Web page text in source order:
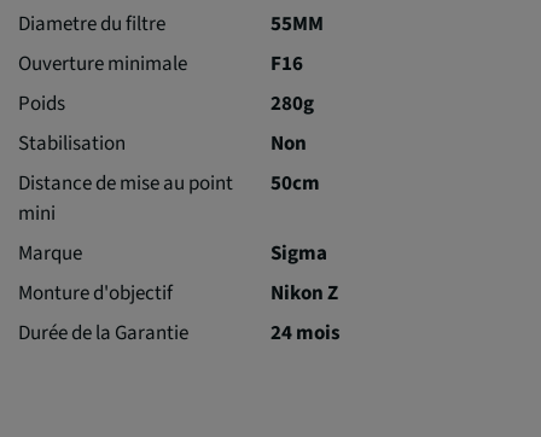
Diametre du filtre
55MM
Ouverture minimale
F16
Poids
280g
Stabilisation
Non
Distance de mise au point
mini
50cm
Marque
Sigma
Monture d'objectif
Nikon Z
Durée de la Garantie
24 mois